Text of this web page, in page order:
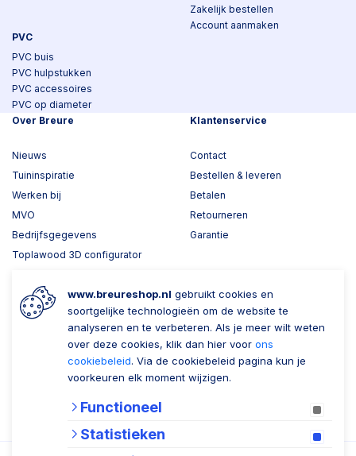
PVC
PVC buis
PVC hulpstukken
PVC accessoires
PVC op diameter
Zakelijk bestellen
Account aanmaken
Over Breure
Nieuws
Tuininspiratie
Werken bij
MVO
Bedrijfsgegevens
Toplawood 3D configurator
Klantenservice
Contact
Bestellen & leveren
Betalen
Retourneren
Garantie
Wil je ons volgen? Zaken doen met Breure
Zakelijk bestellen
Account aanmaken
www.breureshop.nl gebruikt cookies en
soortgelijke technologieën om de website te
analyseren en te verbeteren. Als je meer wilt weten
over deze cookies, klik dan hier voor ons
cookiebeleid. Via de cookiebeleid pagina kun je
voorkeuren elk moment wijzigen.
Functioneel
Statistieken